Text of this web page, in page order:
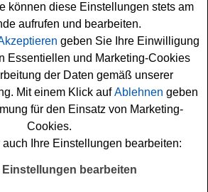
Gewinnspiele sortieren nach:
können diese Einstellungen stets am
aufrufen und bearbeiten.
geben Sie Ihre Einwilligung
Essentiellen und Marketing-Cookies
der Daten gemäß unserer
Mit einem Klick aufAblehnen geben
für den Einsatz von Marketing-
Cookies.
Ihre Einstellungen bearbeiten:
bearbeiten